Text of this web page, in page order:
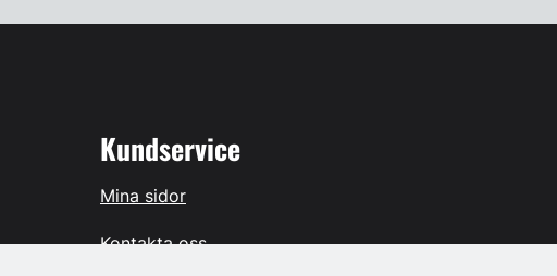
Kundservice
Mina sidor
Kontakta oss